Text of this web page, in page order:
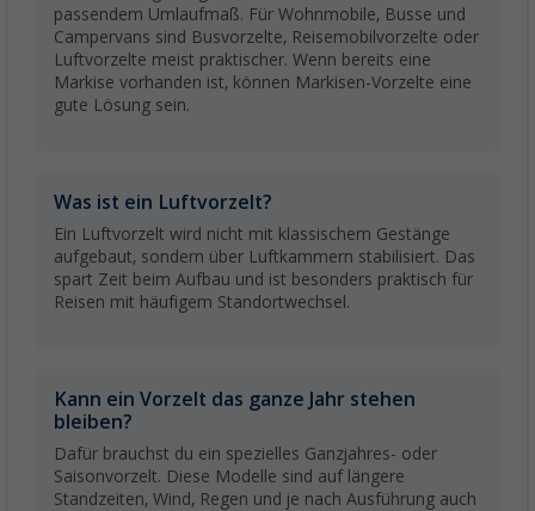
passendem Umlaufmaß. Für Wohnmobile, Busse und
Campervans sind Busvorzelte, Reisemobilvorzelte oder
Luftvorzelte meist praktischer. Wenn bereits eine
Markise vorhanden ist, können Markisen-Vorzelte eine
gute Lösung sein.
Was ist ein Luftvorzelt?
Ein Luftvorzelt wird nicht mit klassischem Gestänge
aufgebaut, sondern über Luftkammern stabilisiert. Das
spart Zeit beim Aufbau und ist besonders praktisch für
Reisen mit häufigem Standortwechsel.
Kann ein Vorzelt das ganze Jahr stehen
bleiben?
Dafür brauchst du ein spezielles Ganzjahres- oder
Saisonvorzelt. Diese Modelle sind auf längere
Standzeiten, Wind, Regen und je nach Ausführung auch